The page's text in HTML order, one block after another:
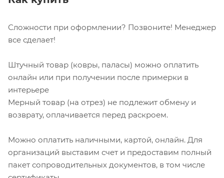
Сложности при оформлении? Позвоните! Менеджер
все сделает!
Штучный товар (ковры, паласы) можно оплатить
онлайн или при получении после примерки в
интерьере
Мерный товар (на отрез) не подлежит обмену и
возврату, оплачивается перед раскроем.
Можно оплатить наличными, картой, онлайн. Для
организаций выставим счет и предоставим полный
пакет сопроводительных документов, в том числе